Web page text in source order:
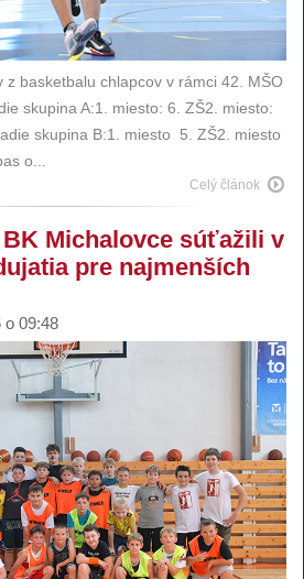
z basketbalu chlapcov v rámci 42. MŠO
skupina A:1. miesto: 6. ZŠ2. miesto:
skupina B:1. miesto 5. ZŠ2. miesto
o...
Celý článok
BK Michalovce súťažili v
pre najmenších
o 09:48